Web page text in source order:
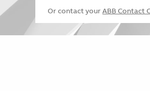
Or contact your ABB Contact